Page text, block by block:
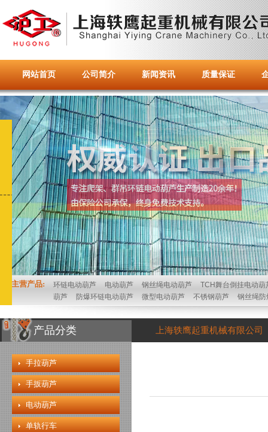
网站首页 公司简介 新闻资讯 质量保证
主营产品: 环链电动葫芦 电动葫芦 钢丝绳电动葫芦
TCH舞台倒挂电动葫
葫芦
防爆环链电动葫芦 微型电动葫芦 不锈钢葫芦 钢丝绳防
产品分类
手拉葫芦
手扳葫芦
电动葫芦
单轨行车
上海轶鹰起重机械有限公司